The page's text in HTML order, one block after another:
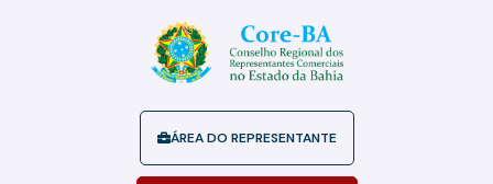
ÁREA DO REPRESENTANTE